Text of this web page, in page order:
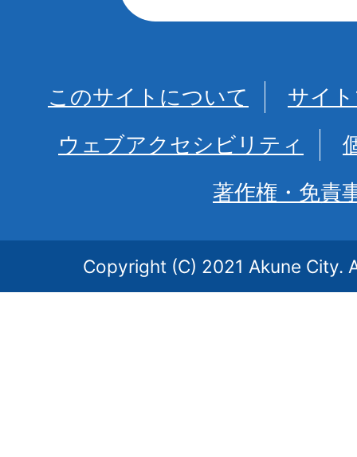
このサイトについて
サイ
ウェブアクセシビリティ
著作権・免責
Copyright (C) 2021 Akune City.